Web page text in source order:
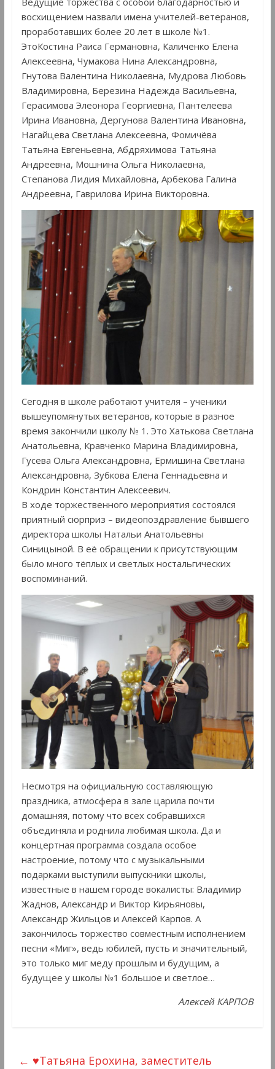
восхищением назвали имена учителей-ветеранов,
проработавших более 20 лет в школе №1.
ЭтоКостина Раиса Германовна, Каличенко Елена
Алексеевна, Чумакова Нина Александровна,
Гнутова Валентина Николаевна, Мудрова Любовь
Владимировна, Березина Надежда Васильевна,
Герасимова Элеонора Георгиевна, Пантелеева
Ирина Ивановна, Дергунова Валентина Ивановна,
Нагайцева Светлана Алексеевна, Фомичёва
Татьяна Евгеньевна, Абдряхимова Татьяна
Андреевна, Мошнина Ольга Николаевна,
Степанова Лидия Михайловна, Арбекова Галина
Андреевна, Гаврилова Ирина Викторовна.
Сегодня в школе работают учителя – ученики
вышеупомянутых ветеранов, которые в разное
время закончили школу № 1. Это Хатькова Светлана
Анатольевна, Кравченко Марина Владимировна,
Гусева Ольга Александровна, Ермишина Светлана
Александровна, Зубкова Елена Геннадьевна и
Кондрин Константин Алексеевич.
В ходе торжественного мероприятия состоялся
приятный сюрприз – видеопоздравление бывшего
директора школы Натальи Анатольевны
Синицыной. В её обращении к присутствующим
было много тёплых и светлых ностальгических
воспоминаний.
Несмотря на официальную составляющую
праздника, атмосфера в зале царила почти
домашняя, потому что всех собравшихся
объединяла и роднила любимая школа. Да и
концертная программа создала особое
настроение, потому что с музыкальными
подарками выступили выпускники школы,
известные в нашем городе вокалисты: Владимир
Жаднов, Александр и Виктор Кирьяновы,
Александр Жильцов и Алексей Карпов. А
закончилось торжество совместным исполнением
песни «Миг», ведь юбилей, пусть и значительный,
это только миг меду прошлым и будущим, а
будущее у школы №1 большое и светлое…
Алексей КАРПОВ
← ♥Татьяна Ерохина, заместитель